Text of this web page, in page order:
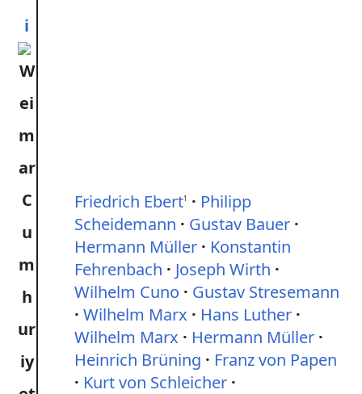
i
Friedrich Ebert1
Philipp
Scheidemann
Gustav Bauer
Hermann Müller
Konstantin
Fehrenbach
Joseph Wirth
Wilhelm Cuno
Gustav Stresemann
Wilhelm Marx
Hans Luther
Wilhelm Marx
Hermann Müller
Heinrich Brüning
Franz von Papen
Kurt von Schleicher